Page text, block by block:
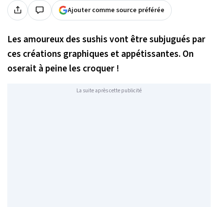
Ajouter comme source préférée
Les amoureux des sushis vont être subjugués par
ces créations graphiques et appétissantes. On
oserait à peine les croquer !
La suite après cette publicité